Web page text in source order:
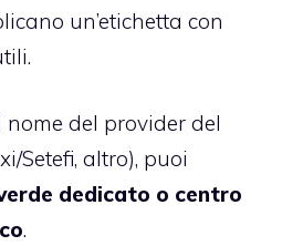
un’etichetta con
del provider del
Setefi, altro), puoi
dedicato o centro
.